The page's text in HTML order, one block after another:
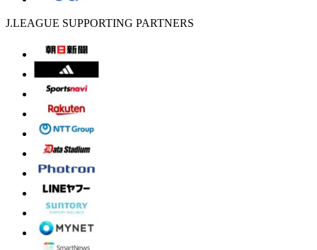
J.LEAGUE SUPPORTING PARTNERS